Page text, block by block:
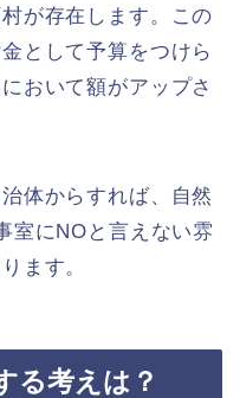
が存在します。この
として予算をつけら
おいて額がアップさ
体からすれば、自然
室にNOと言えない雰
ます。
る考えは？